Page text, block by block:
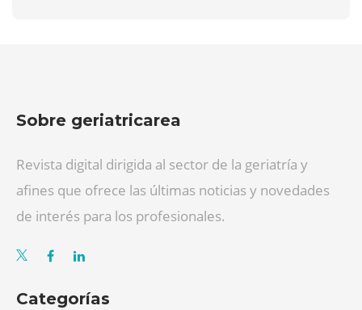
Sobre geriatricarea
Revista digital dirigida al sector de la geriatría y
afines que ofrece las últimas noticias y novedades
de interés para los profesionales.
Categorías